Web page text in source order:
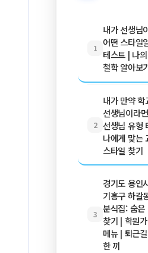
1
내가 선생님
어떤 스타일
테스트 | 나
철학 알아보
2
내가 만약 학
선생님이라
선생님 유형
나에게 맞는
스타일 찾기
3
경기도 용인
기흥구 하갈
분식집: 숨은
찾기 | 학원
메뉴 | 퇴근
한 끼